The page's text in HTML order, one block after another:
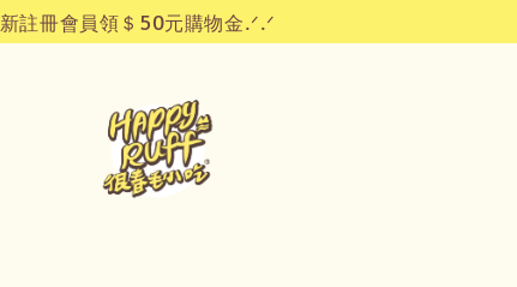
新註冊會員領＄50元購物金.ᐟ.ᐟ